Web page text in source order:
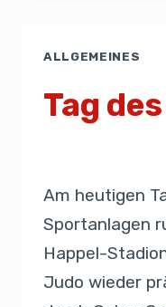
ALLGEMEINES
Tag
Am heutigen
Sportanlagen
Happel-
Judo wieder